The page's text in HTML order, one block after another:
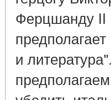
Ферцшанду II
и